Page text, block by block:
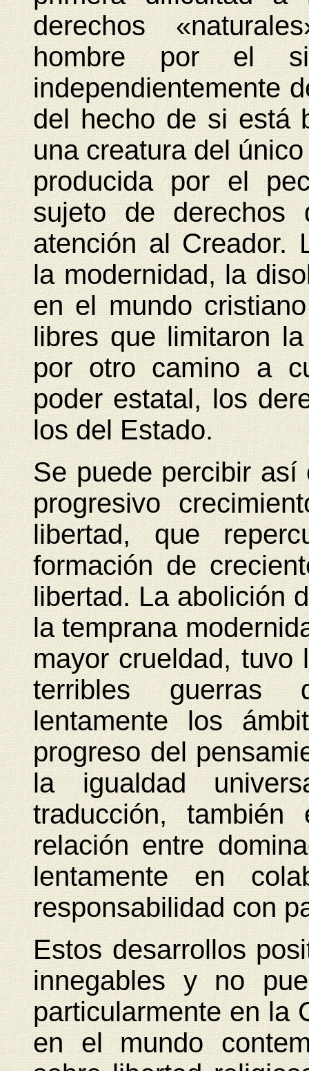
derechos
hombre por el
independientemente
del hecho de si está
una creatura del
producida por el
sujeto de derechos
atención al Creador.
la modernidad, la
en el mundo
libres que limitaron
por otro camino a
poder estatal, los
los del Estado.
Se puede percibir
progresivo
libertad, que
formación de
libertad. La abolición
la temprana
mayor crueldad, tuvo
terribles guerras
lentamente los
progreso del
la igualdad
traducción,
relación entre
lentamente en
responsabilidad con
Estos desarrollos
innegables y no
particularmente en la
en el mundo